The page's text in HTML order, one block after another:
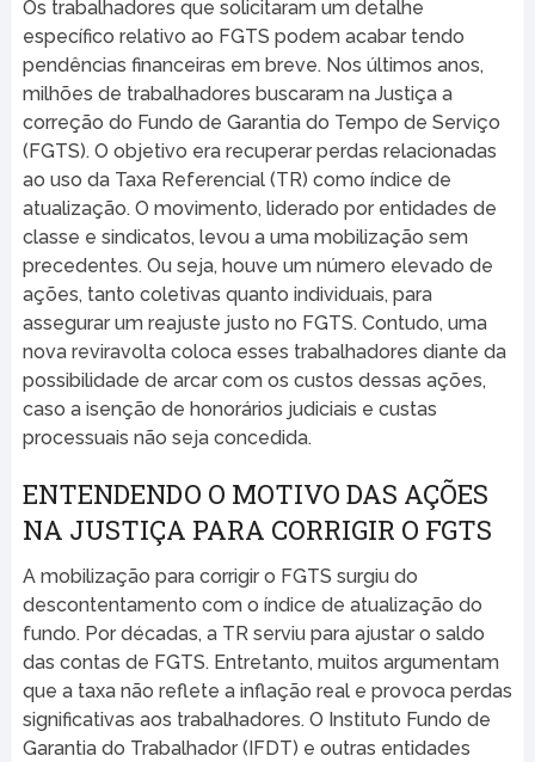
Os trabalhadores que solicitaram um detalhe
específico relativo ao FGTS podem acabar tendo
pendências financeiras em breve. Nos últimos anos,
milhões de trabalhadores buscaram na Justiça a
correção do Fundo de Garantia do Tempo de Serviço
(FGTS). O objetivo era recuperar perdas relacionadas
ao uso da Taxa Referencial (TR) como índice de
atualização. O movimento, liderado por entidades de
classe e sindicatos, levou a uma mobilização sem
precedentes. Ou seja, houve um número elevado de
ações, tanto coletivas quanto individuais, para
assegurar um reajuste justo no FGTS. Contudo, uma
nova reviravolta coloca esses trabalhadores diante da
possibilidade de arcar com os custos dessas ações,
caso a isenção de honorários judiciais e custas
processuais não seja concedida.
ENTENDENDO O MOTIVO DAS AÇÕES
NA JUSTIÇA PARA CORRIGIR O FGTS
A mobilização para corrigir o FGTS surgiu do
descontentamento com o índice de atualização do
fundo. Por décadas, a TR serviu para ajustar o saldo
das contas de FGTS. Entretanto, muitos argumentam
que a taxa não reflete a inflação real e provoca perdas
significativas aos trabalhadores. O Instituto Fundo de
Garantia do Trabalhador (IFDT) e outras entidades